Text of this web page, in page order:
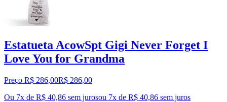
Estatueta AcowSpt Gigi Never Forget I
Love You for Grandma
Preço R$ 286,00R$ 286,00
Ou 7x de R$ 40,86 sem jurosou 7x de R$ 40,86 sem juros